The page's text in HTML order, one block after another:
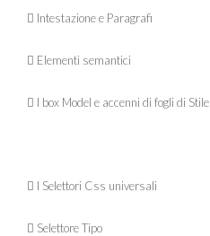
 Intestazione e Paragrafi
 Elementi semantici
 I box Model e accenni di fogli di Stile
 I Selettori Css universali
 Selettore Tipo